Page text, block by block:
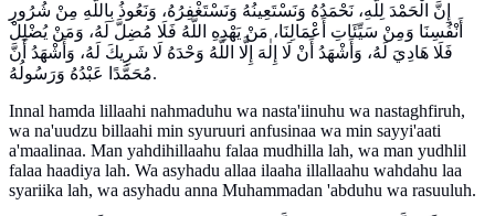
إِنَّ الْحَمْدَ لِلَّهِ، نَحْمَدُهُ وَنَسْتَعِينُهُ وَنَسْتَغْفِرُهُ، وَنَعُوذُ بِاللَّهِ مِنْ شُرُورِ
أَنْفُسِنَا وَمِنْ سَيِّئَاتِ أَعْمَالِنَا، مَنْ يَهْدِهِ اللَّهُ فَلَا مُضِلَّ لَهُ، وَمَنْ يُضْلِلْ
فَلَا هَادِيَ لَهُ، وَأَشْهَدُ أَنْ لَا إِلٰهَ إِلَّا اللَّهُ وَحْدَهُ لَا شَرِيكَ لَهُ، وَأَشْهَدُ أَنَّ
مُحَمَّدًا عَبْدُهُ وَرَسُولُهُ.
Innal hamda lillaahi nahmaduhu wa nasta'iinuhu wa nastaghfiruh,
wa na'uudzu billaahi min syuruuri anfusinaa wa min sayyi'aati
a'maalinaa. Man yahdihillaahu falaa mudhilla lah, wa man yudhlil
falaa haadiya lah. Wa asyhadu allaa ilaaha illallaahu wahdahu laa
syariika lah, wa asyhadu anna Muhammadan 'abduhu wa rasuuluh.